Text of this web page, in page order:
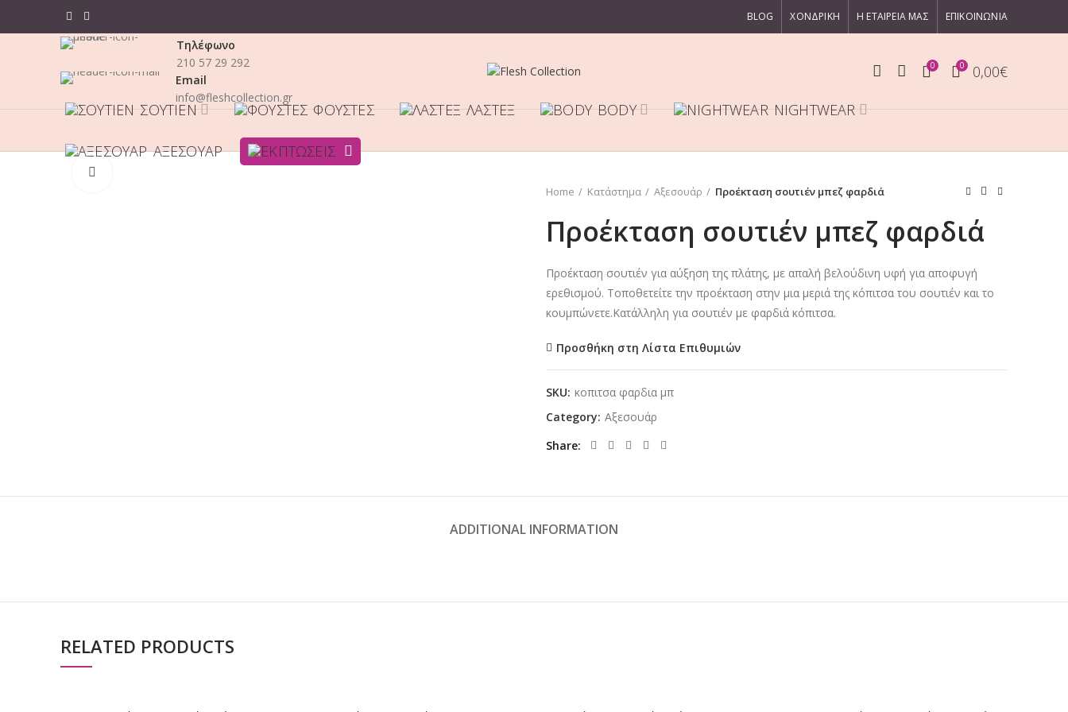
BLOG ΧΟΝΔΡΙΚΉ Η ΕΤΑΙΡΕΊΑ ΜΑΣ ΕΠΙΚΟΙΝΩΝΊΑ
Τηλέφωνο
210 57 29 292
Email
info@fleshcollection.gr
0 0 0,00€
ΣΟΥΤΙΈΝ ΦΟΎΣΤΕΣ ΛΑΣΤΈΞ BODY NIGHTWEAR
ΑΞΕΣΟΥΆΡ
Home
Κατάστημα Αξεσουάρ Προέκταση σουτιέν μπεζ φαρδιά
Προέκταση σουτιέν μπεζ φαρδιά
Προέκταση σουτιέν για αύξηση της πλάτης, με απαλή βελούδινη υφή για αποφυγή
ερεθισμού. Τοποθετείτε την προέκταση στην μια μεριά της κόπιτσα του σουτιέν και το
κουμπώνετε.Κατάλληλη για σουτιέν με φαρδιά κόπιτσα.
Προσθήκη στη Λίστα Επιθυμιών
SKU: κοπιτσα φαρδια μπ
Category: Αξεσουάρ
Share
ADDITIONAL INFORMATION
RELATED PRODUCTS